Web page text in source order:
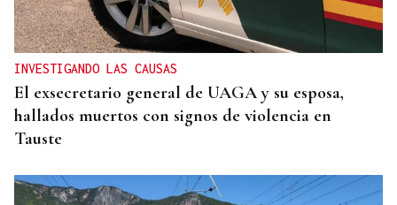
INVESTIGANDO LAS CAUSAS
El exsecretario general de UAGA y su esposa,
hallados muertos con signos de violencia en
Tauste